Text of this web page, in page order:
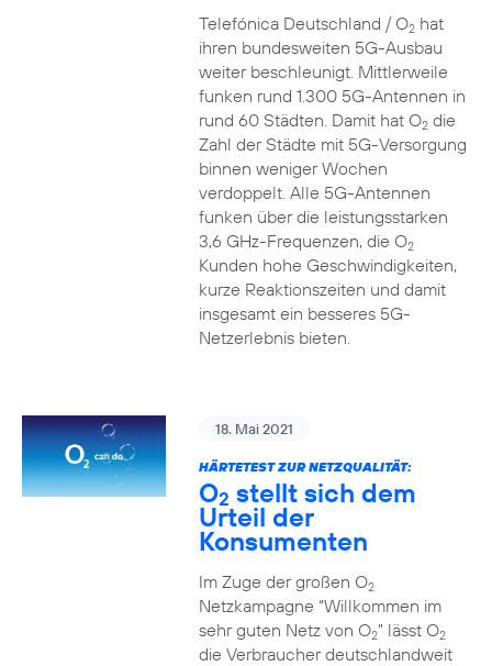
Telefónica Deutschland / O2hat
ihren bundesweiten 5G-Ausbau
weiter beschleunigt. Mittlerweile
funken rund 1.300 5G-Antennen in
rund 60 Städten. Damit hat O2die
Zahl der Städte mit 5G-Versorgung
binnen weniger Wochen
verdoppelt. Alle 5G-Antennen
funken über die leistungsstarken
3,6 GHz-Frequenzen, die O2
Kunden hohe Geschwindigkeiten,
kurze Reaktionszeiten und damit
insgesamt ein besseres 5G-
Netzerlebnis bieten.
18. Mai 2021
HÄRTETEST ZUR NETZQUALITÄT:
O2 stellt sich dem
Urteil der
Konsumenten
Im Zuge der großen O2
Netzkampagne “Willkommen im
sehr guten Netz von O2” lässt O2
die Verbraucher deutschlandweit